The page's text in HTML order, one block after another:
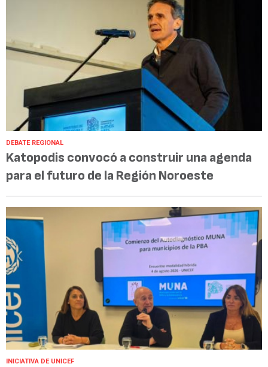
DEBATE REGIONAL
Katopodis convocó a construir una agenda
para el futuro de la Región Noroeste
INICIATIVA DE UNICEF